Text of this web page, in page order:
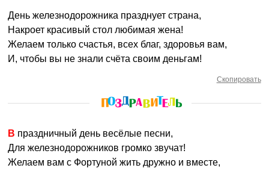
День железнодорожника празднует страна,
Накроет красивый стол любимая жена!
Желаем только счастья, всех благ, здоровья вам,
И, чтобы вы не знали счёта своим деньгам!
Скопировать
В праздничный день весёлые песни,
Для железнодорожников громко звучат!
Желаем вам с Фортуной жить дружно и вместе,